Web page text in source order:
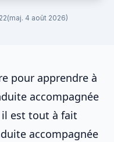
(maj. 4 août 2026)
pour apprendre à
accompagnée
il est tout à fait
accompagnée